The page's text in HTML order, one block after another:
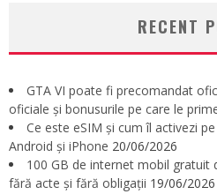
RECENT
GTA VI poate fi precomandat
oficiale și bonusurile pe care le
Ce este eSIM și cum îl activezi
Android și iPhone 20/06/2026
100 GB de internet mobil gratuit
fără acte și fără obligații 19/06/2026